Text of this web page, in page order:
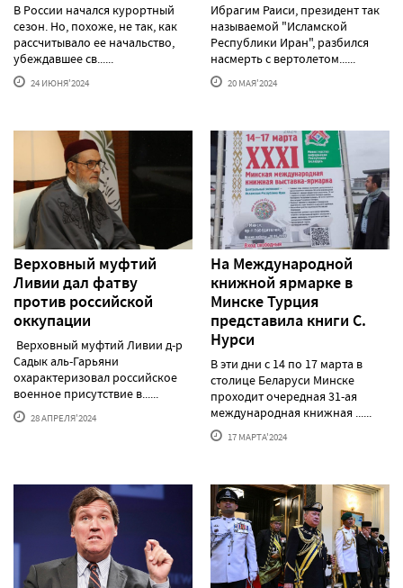
В России начался курортный
сезон. Но, похоже, не так, как
рассчитывало ее начальство,
убеждавшее св......
24 ИЮНЯ'2024
Ибрагим Раиси, президент так
называемой "Исламской
Республики Иран", разбился
насмерть с вертолетом......
20 МАЯ'2024
Верховный муфтий
Ливии дал фатву
против российской
оккупации
Верховный муфтий Ливии д-р
Садык аль-Гарьяни
охарактеризовал российское
военное присутствие в......
28 АПРЕЛЯ'2024
На Международной
книжной ярмарке в
Минске Турция
представила книги С.
Нурси
В эти дни с 14 по 17 марта в
столице Беларуси Минске
проходит очередная 31-ая
международная книжная ......
17 МАРТА'2024